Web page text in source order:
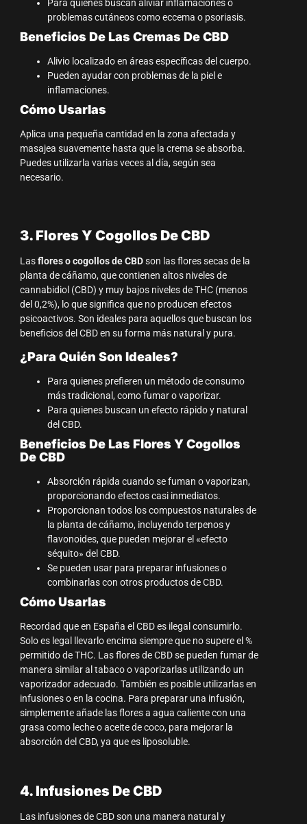
Para quienes buscan aliviar inflamaciones o
problemas cutáneos como eccema o psoriasis.
Beneficios De Las Cremas De CBD
Alivio localizado en áreas específicas del cuerpo.
Pueden ayudar con problemas de la piel e
inflamaciones.
Cómo Usarlas
Aplica una pequeña cantidad en la zona afectada y
masajea suavemente hasta que la crema se absorba.
Puedes utilizarla varias veces al día, según sea
necesario.
3. Flores Y Cogollos De CBD
Lasflores o cogollos de CBDson las flores secas de la
planta de cáñamo, que contienen altos niveles de
cannabidiol (CBD) y muy bajos niveles de THC (menos
del 0,2%), lo que significa que no producen efectos
psicoactivos. Son ideales para aquellos que buscan los
beneficios del CBD en su forma más natural y pura.
¿Para Quién Son Ideales?
Para quienes prefieren un método de consumo
más tradicional, como fumar o vaporizar.
Para quienes buscan un efecto rápido y natural
del CBD.
Beneficios De Las Flores Y Cogollos
De CBD
Absorción rápida cuando se fuman o vaporizan,
proporcionando efectos casi inmediatos.
Proporcionan todos los compuestos naturales de
la planta de cáñamo, incluyendo terpenos y
flavonoides, que pueden mejorar el «efecto
séquito» del CBD.
Se pueden usar para preparar infusiones o
combinarlas con otros productos de CBD.
Cómo Usarlas
Recordad que en España el CBD es ilegal consumirlo.
Solo es legal llevarlo encima siempre que no supere el %
permitido de THC. Las flores de CBD se pueden fumar de
manera similar al tabaco o vaporizarlas utilizando un
vaporizador adecuado. También es posible utilizarlas en
infusiones o en la cocina. Para preparar una infusión,
simplemente añade las flores a agua caliente con una
grasa como leche o aceite de coco, para mejorar la
absorción del CBD, ya que es liposoluble.
4. Infusiones De CBD
Las infusiones de CBD son una manera natural y